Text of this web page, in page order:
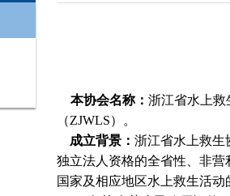
本协会名称： 浙江省水上救
（ZJWLS）。
成立背景： 浙江省水上救生
独立法人资格的全省性、非营
国家及相应地区水上救生活